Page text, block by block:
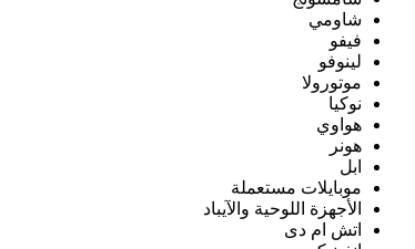
شاومي
فيفو
لينوفو
موتورولا
نوكيا
هواوي
هونر
ابل
موبايلات مستعملة
الأجهزة اللوحية والآيباد
اتش ام دى